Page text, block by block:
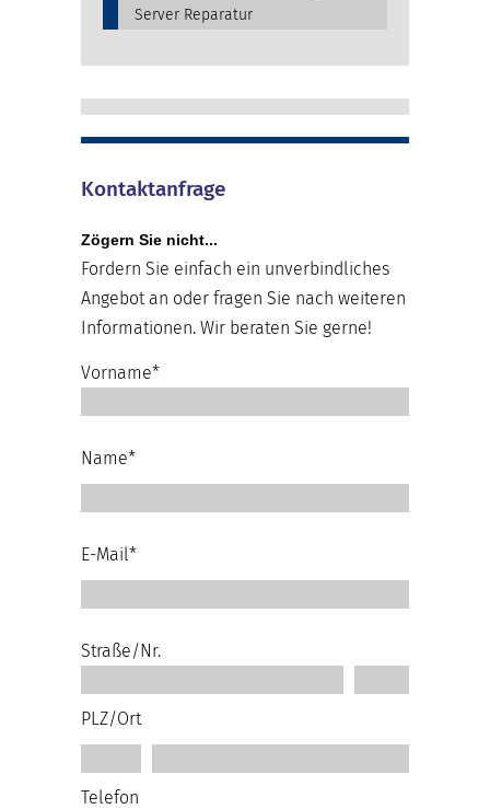
Server Reparatur
Kontaktanfrage
Zögern Sie nicht...
Fordern Sie einfach ein unverbindliches
Angebot an oder fragen Sie nach weiteren
Informationen. Wir beraten Sie gerne!
Vorname*
Name*
E-Mail*
Straße/Nr.
PLZ/Ort
Telefon